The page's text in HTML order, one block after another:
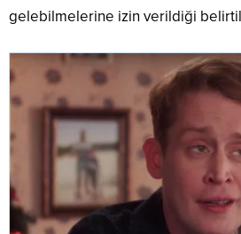
gelebilmelerine izin verildiği